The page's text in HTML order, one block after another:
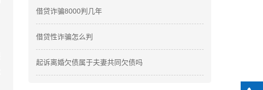
借贷诈骗8000判几年
借贷性诈骗怎么判
起诉离婚欠债属于夫妻共同欠债吗